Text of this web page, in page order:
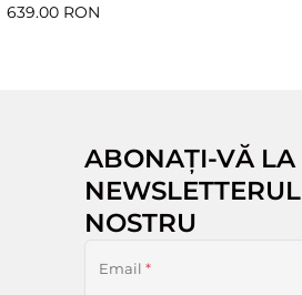
639.00 RON
ABONAȚI-VĂ LA
NEWSLETTERUL
NOSTRU
Email *